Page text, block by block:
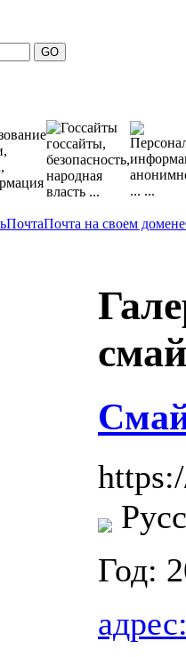
ПочтаПочта на своем домене
Год: